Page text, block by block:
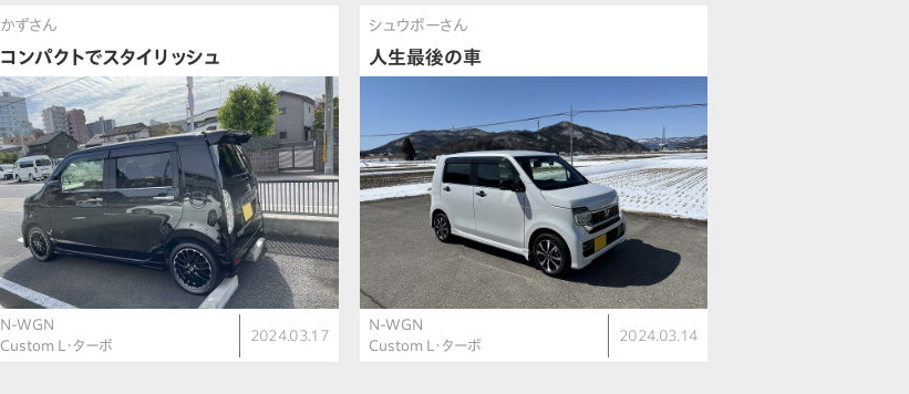
かずさん
コンパクトでスタイリッシュ
N-WGN
Custom L・ターボ
2024.03.17
シュウボーさん
人生最後の車
N-WGN
Custom L・ターボ
2024.03.14